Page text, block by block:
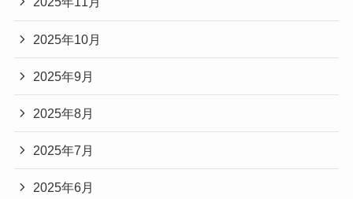
2025年10月
2025年9月
2025年8月
2025年7月
2025年6月